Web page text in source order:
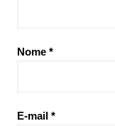
Nome *
E-mail *